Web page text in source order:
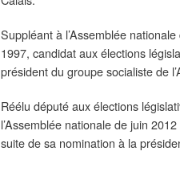
Suppléant à l’Assemblée
1997, candidat aux élections
président du groupe socialiste de
Réélu député aux élections
l’Assemblée nationale de juin
suite de sa nomination à la